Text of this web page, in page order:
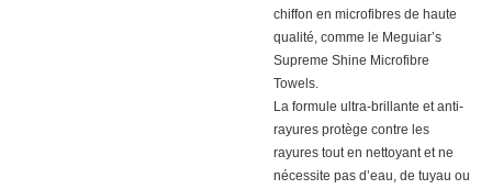
chiffon en microfibres de haute
qualité, comme le Meguiar’s
Supreme Shine Microfibre
Towels.
La formule ultra-brillante et anti-
rayures protège contre les
rayures tout en nettoyant et ne
nécessite pas d’eau, de tuyau ou